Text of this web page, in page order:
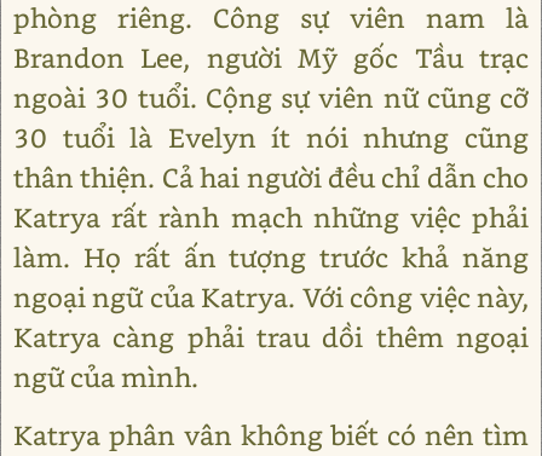
phòng riêng. Công sự viên nam là
Brandon Lee, người Mỹ gốc Tầu trạc
ngoài 30 tuổi. Cộng sự viên nữ cũng cỡ
30 tuổi là Evelyn ít nói nhưng cũng
thân thiện. Cả hai người đều chỉ dẫn cho
Katrya rất rành mạch những việc phải
làm. Họ rất ấn tượng trước khả năng
ngoại ngữ của Katrya. Với công việc này,
Katrya càng phải trau dồi thêm ngoại
ngữ của mình.
Katrya phân vân không biết có nên tìm